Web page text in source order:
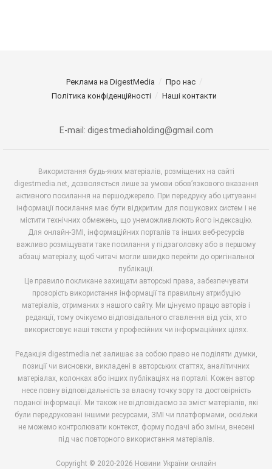
Реклама на DigestMedia
Про нас
Політика конфіденційності
Наші контакти
E-mail: digestmediaholding@gmail.com
Використання будь-яких матеріалів, розміщених на сайті
digestmedia.net, дозволяється лише за умови обов’язкового вказання
активного посилання на першоджерело. При передруку або цитуванні
інформації посилання має бути відкритим для пошукових систем і не
містити технічних обмежень, що унеможливлюють його індексацію.
Для онлайн-ЗМІ, інформаційних порталів та інших веб-ресурсів
важливо розміщувати таке посилання у підзаголовку або в першому
абзаці матеріалу, щоб читачі могли швидко перейти до оригінальної
публікації.
Це правило покликане захищати авторські права, забезпечувати
прозорість використання інформації та правильну атрибуцію
матеріалів, отриманих з нашого сайту. Ми цінуємо працю авторів і
редакції, тому очікуємо відповідального ставлення від усіх, хто
використовує наші тексти у професійних чи інформаційних цілях.
Редакція digestmedia.net залишає за собою право не поділяти думки,
позиції чи висновки, викладені в авторських статтях, аналітичних
матеріалах, колонках або інших публікаціях на порталі. Кожен автор
несе повну відповідальність за власну точку зору та достовірність
поданої інформації. Ми також не відповідаємо за зміст матеріалів, які
були передруковані іншими ресурсами, ЗМІ чи платформами, оскільки
не можемо контролювати контекст, форму подачі або зміни, внесені
під час повторного використання матеріалів.
Copyright © 2020-2026 Новини України онлайн